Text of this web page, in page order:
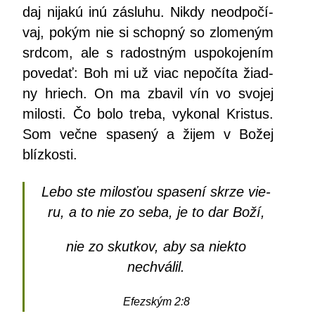
daj nija­kú inú záslu­hu. Nikdy neod­po­čí­
vaj, pokým nie si schop­ný so zlo­me­ným
srd­com, ale s radost­ným uspo­ko­je­ním
pove­dať: Boh mi už viac nepo­čí­ta žiad­
ny hriech. On ma zba­vil vín vo svo­jej
milos­ti. Čo bolo tre­ba, vyko­nal Kris­tus.
Som več­ne spa­se­ný a žijem v Božej
blízkosti.
Lebo ste milos­ťou spa­se­ní skr­ze vie­
ru, a to nie zo seba, je to dar Boží,
nie zo skut­kov, aby sa nie­kto
nechválil.
Efez­ským 2:8